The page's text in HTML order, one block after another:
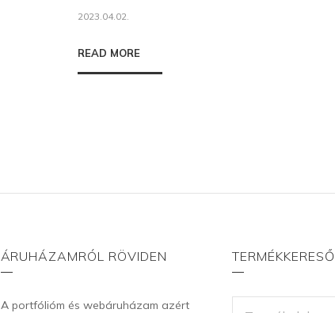
2023.04.02.
READ MORE
ÁRUHÁZAMRÓL RÖVIDEN
A portfólióm és webáruházam azért
TERMÉKKERESŐ